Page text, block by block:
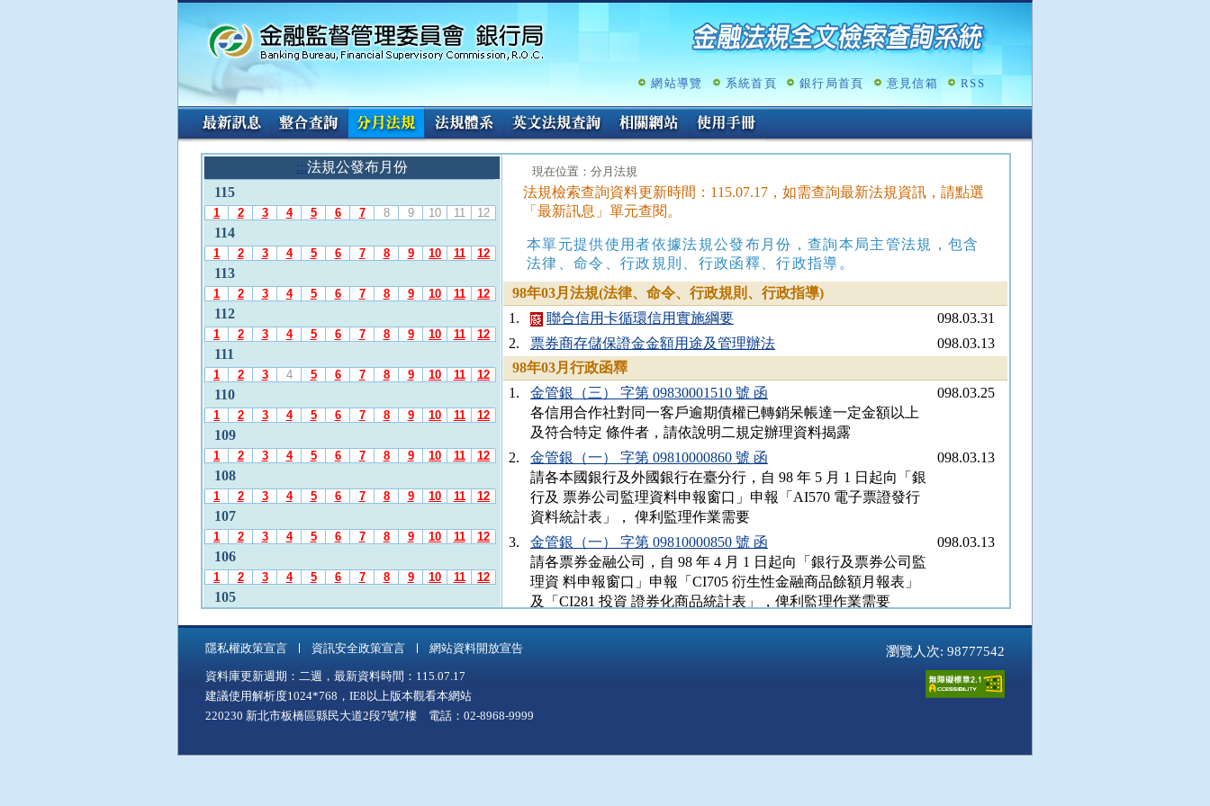
跳
容
網站導覽 系統首頁 銀行局首頁 意見信箱 RSS
:::
請
使
用
t
+
選
擇
「
法
規
公
發
布
月
份
」
後
，
再
使
用
l
t
+
至
「
中
主
:::法規公發布月份
115
1 2 3 4 5 6 7 8 9 10 11 12
114
1 2 3 4 5 6 7 8 9 10 11 12
113
1 2 3 4 5 6 7 8 9 10 11 12
112
1 2 3 4 5 6 7 8 9 10 11 12
111
1 2 3 4 5 6 7 8 9 10 11 12
110
1 2 3 4 5 6 7 8 9 10 11 12
109
1 2 3 4 5 6 7 8 9 10 11 12
108
1 2 3 4 5 6 7 8 9 10 11 12
107
1 2 3 4 5 6 7 8 9 10 11 12
106
1 2 3 4 5 6 7 8 9 10 11 12
105
1 5 6 7 10 11 12
103
1 2 3 4 5 6 7 8 9 10 11
102
101
現在位置：分月法規
法規檢索查詢資料更新時間：115.07.17，如需查詢最新法規資訊，請點選
「最新訊息」單元查閱。
本單元提供使用者依據法規公發布月份，查詢本局主管法規，包含
法律、命令、行政規則、行政函釋、行政指導。
98年03月法規(法律、命令、行政規則、行政指導)
1.
聯合信用卡循環信用實施綱要
098.03.31
2.
票券商存儲保證金金額用途及管理辦法
098.03.13
98年03月行政函釋
1.
金管銀（三） 字第 09830001510 號 函
各信用合作社對同一客戶逾期債權已轉銷呆帳達一定金額以上
及符合特定 條件者，請依說明二規定辦理資料揭露
098.03.25
2.
金管銀（一） 字第 09810000860 號 函
請各本國銀行及外國銀行在臺分行，自 98 年 5 月 1 日起向「銀
行及 票券公司監理資料申報窗口」申報「AI570 電子票證發行
資料統計表」， 俾利監理作業需要
098.03.13
3.
金管銀（一） 字第 09810000850 號 函
請各票券金融公司，自 98 年 4 月 1 日起向「銀行及票券公司監
理資 料申報窗口」申報「CI705 衍生性金融商品餘額月報表」
及「CI281 投資 證券化商品統計表」，俾利監理作業需要
098.03.13
4.
金管銀（三） 字第 09700510120 號 令
信用合作社內部控制及稽核制度實施辦法第 22、25 條關於「主
098.03.11
隱私權政策宣言 資訊安全政策宣言 網站資料開放宣告 瀏覽人次: 98777542
資料庫更新週期：二週，最新資料時間：115.07.17
建議使用解析度1024*768，IE8以上版本觀看本網站
220230 新北市板橋區縣民大道2段7號7樓 電話：02-8968-9999